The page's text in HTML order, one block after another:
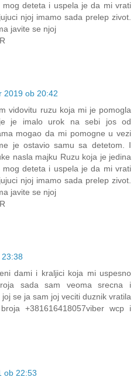
deteta i uspela je da mi vrati
njoj imamo sada prelep zivot.
javite se njoj
2019 ob 20:42
vidovitu ruzu koja mi je pomogla
je imalo urok na sebi jos od
mogao da mi pomogne u vezi
je ostavio samu sa detetom. I
nasla majku Ruzu koja je jedina
deteta i uspela je da mi vrati
njoj imamo sada prelep zivot.
javite se njoj
dami i kraljici koja mi uspesno
sada sam veoma srecna i
se ja sam joj veciti duznik vratila
+381616418057viber wcp i
ob 22:53